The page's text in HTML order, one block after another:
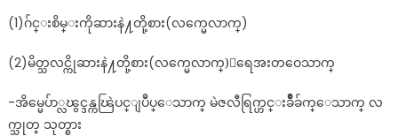
(1)ဂ်င္းစိမ္းကိုဆားနဲ႔တို့စား(လက္မေလာက္)
(2)မိတ္သလင္ကိုဆားနဲ႔တို့စား(လက္မေလာက္)ေရေအးတဝေသာက္
-အိမ္မေပ်ာ္လၽွင္ဒန္ကၽြဲပင္ျပဳပ္ေသာက္ မဲဇလီရြက္ဟင္းခ်ိဳခ်က္ေသာက္ လ
က္သုတ္ သုတ္စား